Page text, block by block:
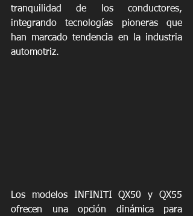
tranquilidad de los conductores,
integrando tecnologías pioneras que
han marcado tendencia en la industria
automotriz.
Los modelos INFINITI QX50 y QX55
ofrecen una opción dinámica para